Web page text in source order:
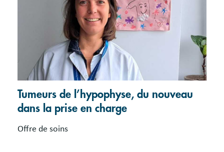
Tumeurs de l’hypophyse, du nouveau
dans la prise en charge
Offre de soins